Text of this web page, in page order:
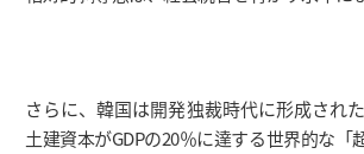
さらに、韓国は開発独裁時代に形成され
土建資本がGDPの20％に達する世界的な「